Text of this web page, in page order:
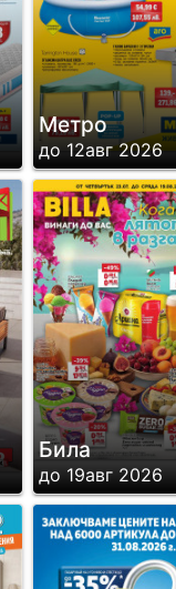
Метро
до 12авг 2026
Била
до 19авг 2026